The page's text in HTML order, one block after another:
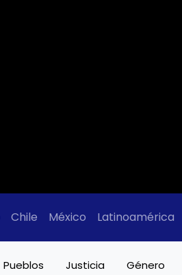
Chile México Latinoamérica
Pueblos Justicia Género